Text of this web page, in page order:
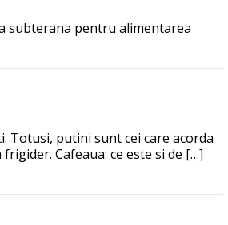
subterana pentru alimentarea
Totusi, putini sunt cei care acorda
Cafeaua: ce este si de […]